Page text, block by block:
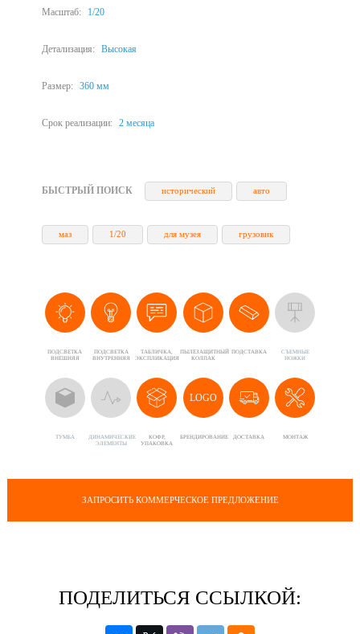
Масштаб: 1/20
Детализация: Высокая
Размер: 360 мм
Срок реализации: 2 месяца
БЫСТРЫЙ ПОИСК исторический авто
маз 1/20 для музея грузовик
ПОДСВЕТКА
ВНЕШНЯЯ
ПОДСВЕТКА
ВНУТРЕННЯЯ
ТАБЛИЧКА,
ЭКСПЛИКАЦИЯ
ПЫЛЕЗАЩИТНЫЙ
КОЛПАК
ПОДСТАВКА
CЪЕМНЫЕ
НОЖКИ
ТУМБА
ДИНАМИЧЕСКИЕ
ЭЛЕМЕНТЫ
КОФР,
УПАКОВКА
LOGO
БРЕНДИРОВАНИЕ ДОСТАВКА МОНТАЖ
ЗАПРОСИТЬ КОММЕРЧЕСКОЕ ПРЕДЛОЖЕНИЕ
ПОДЕЛИТЬСЯ ССЫЛКОЙ: